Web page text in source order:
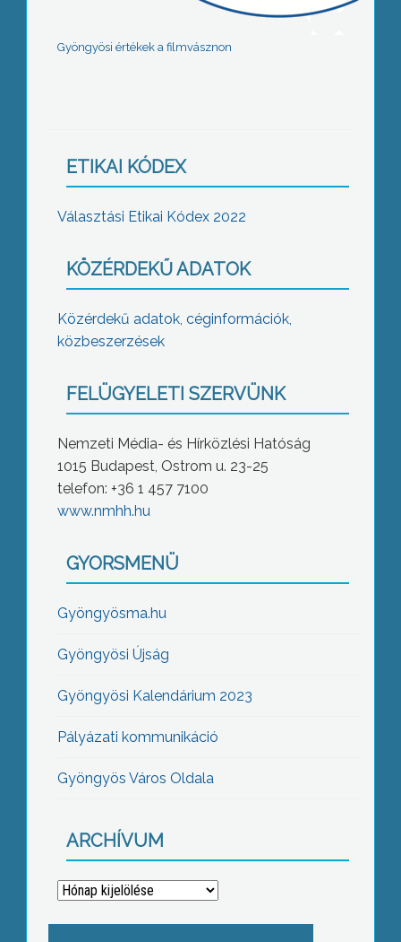
Gyöngyösi értékek a filmvásznon
ETIKAI KÓDEX
Választási Etikai Kódex 2022
KÖZÉRDEKŰ ADATOK
Közérdekű adatok, céginformációk,
közbeszerzések
FELÜGYELETI SZERVÜNK
Nemzeti Média- és Hírközlési Hatóság
1015 Budapest, Ostrom u. 23-25
telefon: +36 1 457 7100
www.nmhh.hu
GYORSMENÜ
Gyöngyösma.hu
Gyöngyösi Újság
Gyöngyösi Kalendárium 2023
Pályázati kommunikáció
Gyöngyös Város Oldala
ARCHÍVUM
Archívum